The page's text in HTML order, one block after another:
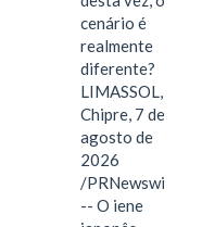
cenário é
realmente
diferente?
LIMASSOL,
Chipre, 7 de
agosto de
2026
/PRNewswire/
-- O iene